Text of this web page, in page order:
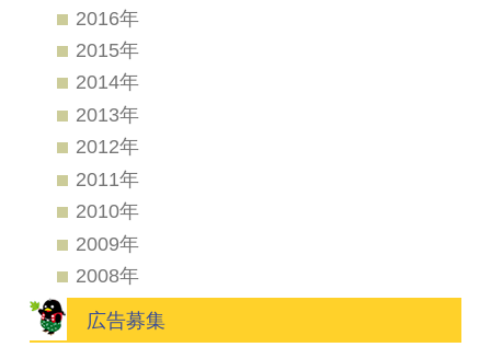
2016年
2015年
2014年
2013年
2012年
2011年
2010年
2009年
2008年
広告募集